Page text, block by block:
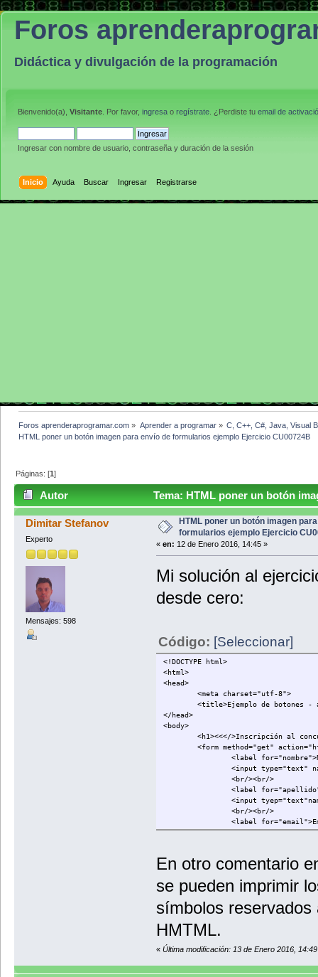
Foros
Didáctica y divulgación de la programación
Bienvenido(a), Visitante . Por favor, ingresa o regístrate . ¿Perdiste tu email de
Ingresar con nombre de usuario, contraseña y duración de la sesión
Inicio Ayuda Buscar Ingresar Registrarse
Foros aprenderaprogramar.com » Aprender a programar» C, C++, C#, Java, Visual
HTML poner un botón imagen para envío de formularios ejemplo Ejercicio CU00724B
Páginas: [1]
Autor
Tema: HTML poner un botón
CU00724B (Leído 3233 veces)
Dimitar Stefanov
Experto
Mensajes: 598
HTML poner un botón imagen
formularios ejemplo Ejercicio
« en: 12 de Enero 2016, 14:45 »
Mi solución al
desde cero:
Código: [Seleccionar]
<!DOCTYPE html>
<html>
<head>
<meta charset="utf-8">
<title>Ejemplo de botones -
</head>
<body>
<h1><<</>Inscripción al
<form method="get"
<label
<input type="text"
<br/><br/>
<label
<input
<br/><br/>
<label
<input type="text"
<input type="text"
<button
<input type="reset"
</form>
<h1>Petición de
<label
En otro comentario
se pueden imprimir
símbolos reservados
HMTML.
« Última modificación: 13 de Enero 2016,